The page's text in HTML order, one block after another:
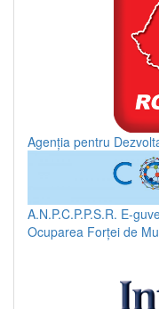
Agenția pentru
A.N.P.C.P.P.S.R. E-
Ocuparea Forței de